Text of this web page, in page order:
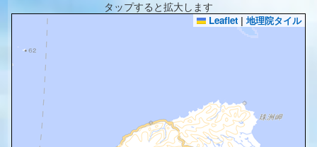
タップすると拡大します
Leaflet | 地理院タイル